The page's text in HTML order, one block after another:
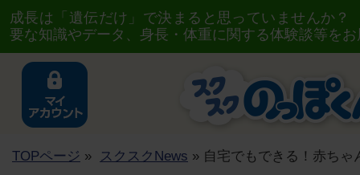
成長は「遺伝だけ」で決まると思っていませんか
要な知識やデータ、身長・体重に関する体験談等を
TOPページ » スクスクNews » 自宅でもできる！赤ち